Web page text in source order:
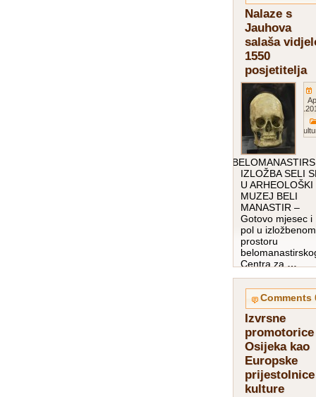
Nalaze s
Jauhova
salaša
1550
posjetitelja
IZLOŽBA SELI
U ARHEOLOŠKI
MUZEJ BELI
MANASTIR –
Gotovo mjesec i
pol u izložbenom
prostoru
Centra za …
0
Izvrsne
promotorice
Osijeka kao
Europske
prijestolnice
kulture